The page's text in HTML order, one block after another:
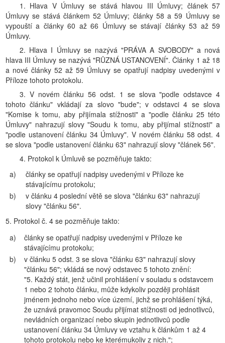
1. Hlava V Úmluvy se stává hlavou III Úmluvy; článek 57
Úmluvy se stává článkem 52 Úmluvy; články 58 a 59 Úmluvy se
vypouští a články 60 až 66 Úmluvy se stávají články 53 až 59
Úmluvy.
2. Hlava I Úmluvy se nazývá "PRÁVA A SVOBODY" a nová
hlava III Úmluvy se nazývá "RŮZNÁ USTANOVENÍ". Články 1 až 18
a nové články 52 až 59 Úmluvy se opatřují nadpisy uvedenými v
Příloze tohoto protokolu.
3. V novém článku 56 odst. 1 se slova "podle odstavce 4
tohoto článku" vkládají za slovo "bude"; v odstavci 4 se slova
"Komise k tomu, aby přijímala stížnosti" a "podle článku 25 této
Úmluvy" nahrazují slovy "Soudu k tomu, aby přijímal stížnosti" a
"podle ustanovení článku 34 Úmluvy". V novém článku 58 odst. 4
se slova "podle ustanovení článku 63" nahrazují slovy "článek 56".
4. Protokol k Úmluvě se pozměňuje takto:
a)
články se opatřují nadpisy uvedenými v Příloze ke
stávajícímu protokolu;
b)
v článku 4 poslední větě se slova "článku 63" nahrazují
slovy "článku 56".
5. Protokol č. 4 se pozměňuje takto:
a)
články se opatřují nadpisy uvedenými v Příloze ke
stávajícímu protokolu;
b)
v článku 5 odst. 3 se slova "článku 63" nahrazují slovy
"článku 56"; vkládá se nový odstavec 5 tohoto znění:
"5. Každý stát, jenž učinil prohlášení v souladu s odstavcem
1 nebo 2 tohoto článku, může kdykoliv později prohlásit
jménem jednoho nebo více území, jichž se prohlášení týká,
že uznává pravomoc Soudu přijímat stížnosti od jednotlivců,
nevládních organizací nebo skupin jednotlivců podle
ustanovení článku 34 Úmluvy ve vztahu k článkům 1 až 4
tohoto protokolu nebo ke kterémukoliv z nich.";